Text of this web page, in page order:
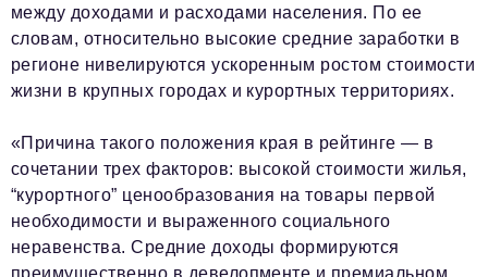
Информационный отдел
info@business-magazine.online
Отдел рекламы
reklama@business-magazine.online
podpiska@business-magazine.online
Отдел по работе с партнерами
partner@business-magazine.online
между доходами и расходами населения. По ее
словам, относительно высокие средние заработки в
регионе нивелируются ускоренным ростом стоимости
жизни в крупных городах и курортных территориях.
«Причина такого положения края в рейтинге — в
сочетании трех факторов: высокой стоимости жилья,
“курортного” ценообразования на товары первой
необходимости и выраженного социального
неравенства. Средние доходы формируются
преимущественно в девелопменте и премиальном